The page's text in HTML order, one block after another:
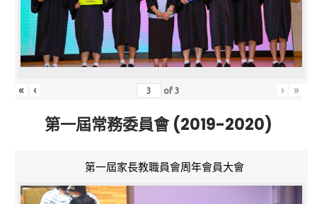
« ‹ of3 › »
第一屆常務委員會 (2019-2020)
第一屆家長教職員會周年會員大會